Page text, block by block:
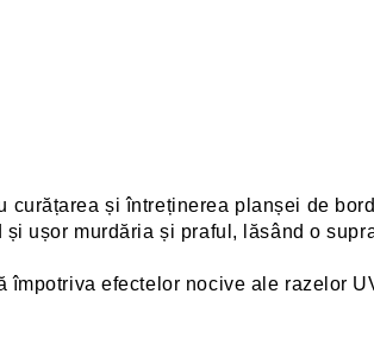
curățarea și întreținerea planșei de
și ușor murdăria și praful, lăsând o
împotriva efectelor nocive ale razelor